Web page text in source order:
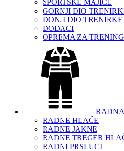
SPORTSKE MAJICE
GORNJI DIO
DONJI DIO TRENIRKE
DODACI
OPREMA ZA TRENING
RADNE HLAČE
RADNE JAKNE
RADNE TREGER
RADNI PRSLUCI